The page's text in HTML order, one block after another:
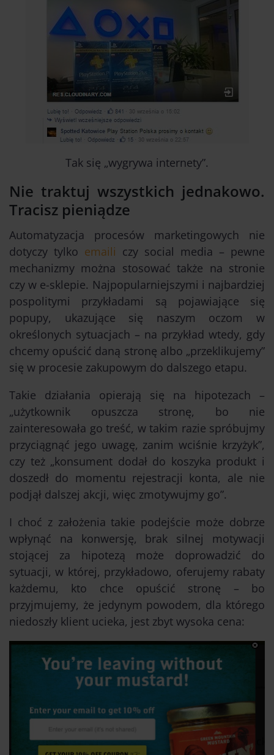
Tak się „wygrywa internety”.
Nie traktuj wszystkich jednakowo.
Tracisz pieniądze
Automatyzacja procesów marketingowych nie
dotyczy tylko emaili czy social media – pewne
mechanizmy można stosować także na stronie
czy w e-sklepie. Najpopularniejszymi i najbardziej
pospolitymi przykładami są pojawiające się
popupy, ukazujące się naszym oczom w
określonych sytuacjach – na przykład wtedy, gdy
chcemy opuścić daną stronę albo „przeklikujemy”
się w procesie zakupowym do dalszego etapu.
Takie działania opierają się na hipotezach –
„użytkownik opuszcza stronę, bo nie
zainteresowała go treść, w takim razie spróbujmy
przyciągnąć jego uwagę, zanim wciśnie krzyżyk”,
czy też „konsument dodał do koszyka produkt i
doszedł do momentu rejestracji konta, ale nie
podjął dalszej akcji, więc zmotywujmy go”.
I choć z założenia takie podejście może dobrze
wpłynąć na konwersję, brak silnej motywacji
stojącej za hipotezą może doprowadzić do
sytuacji, w której, przykładowo, oferujemy rabaty
każdemu, kto chce opuścić stronę – bo
przyjmujemy, że jedynym powodem, dla którego
niedoszły klient ucieka, jest zbyt wysoka cena: